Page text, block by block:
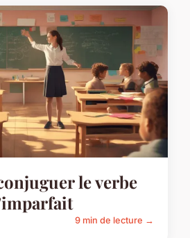
le verbe
9 min de lecture →